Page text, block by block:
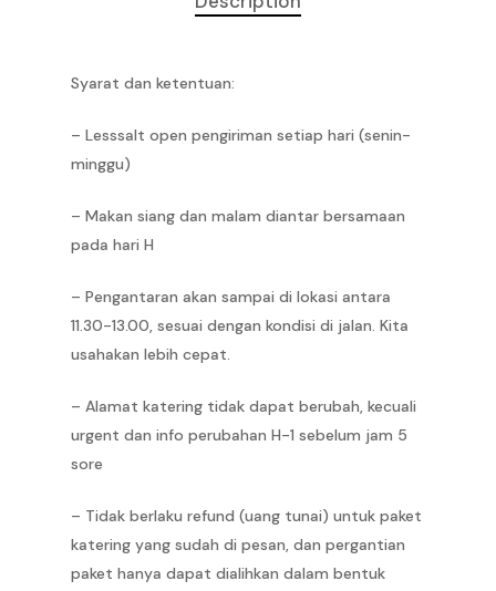
Syarat dan ketentuan:
– Lesssalt open pengiriman setiap hari (senin-
minggu)
– Makan siang dan malam diantar bersamaan
pada hari H
– ‎Pengantaran akan sampai di lokasi antara
11.30-13.00, sesuai dengan kondisi di jalan. Kita
usahakan lebih cepat.
– Alamat katering tidak dapat berubah, kecuali
urgent dan info perubahan H-1 sebelum jam 5
sore
– ‎Tidak berlaku refund (uang tunai) untuk paket
katering yang sudah di pesan, dan pergantian
paket hanya dapat dialihkan dalam bentuk
Our Story
Pricelist Jakarta
Jakarta High
Jakarta
Jakarta Cake &
Pricelist Medan
FAQ
Jakarta
Medan
Bandung
Bali
Contact Us